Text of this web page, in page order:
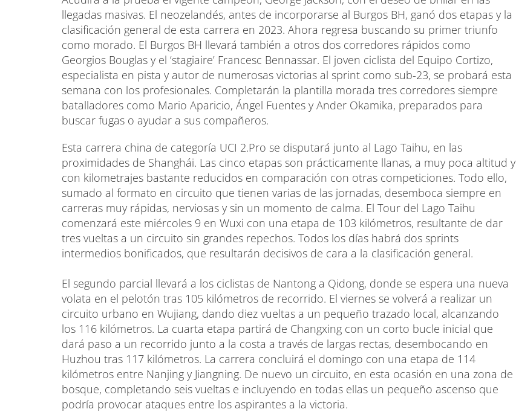
llegadas masivas. El neozelandés, antes de incorporarse al Burgos BH, ganó dos etapas y la
clasificación general de esta carrera en 2023. Ahora regresa buscando su primer triunfo
como morado. El Burgos BH llevará también a otros dos corredores rápidos como
Georgios Bouglas y el ‘stagiaire’ Francesc Bennassar. El joven ciclista del Equipo Cortizo,
especialista en pista y autor de numerosas victorias al sprint como sub-23, se probará esta
semana con los profesionales. Completarán la plantilla morada tres corredores siempre
batalladores como Mario Aparicio, Ángel Fuentes y Ander Okamika, preparados para
buscar fugas o ayudar a sus compañeros.
Esta carrera china de categoría UCI 2.Pro se disputará junto al Lago Taihu, en las
proximidades de Shanghái. Las cinco etapas son prácticamente llanas, a muy poca altitud y
con kilometrajes bastante reducidos en comparación con otras competiciones. Todo ello,
sumado al formato en circuito que tienen varias de las jornadas, desemboca siempre en
carreras muy rápidas, nerviosas y sin un momento de calma. El Tour del Lago Taihu
comenzará este miércoles 9 en Wuxi con una etapa de 103 kilómetros, resultante de dar
tres vueltas a un circuito sin grandes repechos. Todos los días habrá dos sprints
intermedios bonificados, que resultarán decisivos de cara a la clasificación general.
El segundo parcial llevará a los ciclistas de Nantong a Qidong, donde se espera una nueva
volata en el pelotón tras 105 kilómetros de recorrido. El viernes se volverá a realizar un
circuito urbano en Wujiang, dando diez vueltas a un pequeño trazado local, alcanzando
los 116 kilómetros. La cuarta etapa partirá de Changxing con un corto bucle inicial que
dará paso a un recorrido junto a la costa a través de largas rectas, desembocando en
Huzhou tras 117 kilómetros. La carrera concluirá el domingo con una etapa de 114
kilómetros entre Nanjing y Jiangning. De nuevo un circuito, en esta ocasión en una zona de
bosque, completando seis vueltas e incluyendo en todas ellas un pequeño ascenso que
podría provocar ataques entre los aspirantes a la victoria.